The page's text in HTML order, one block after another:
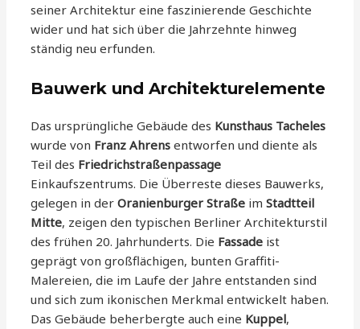
seiner Architektur eine faszinierende Geschichte
wider und hat sich über die Jahrzehnte hinweg
ständig neu erfunden.
Bauwerk und Architekturelemente
Das ursprüngliche Gebäude des Kunsthaus Tacheles
wurde von Franz Ahrens entworfen und diente als
Teil des Friedrichstraßenpassage
Einkaufszentrums. Die Überreste dieses Bauwerks,
gelegen in derOranienburger Straße imStadtteil
Mitte, zeigen den typischen Berliner Architekturstil
des frühen 20. Jahrhunderts. Die Fassade ist
geprägt von großflächigen, bunten Graffiti-
Malereien, die im Laufe der Jahre entstanden sind
und sich zum ikonischen Merkmal entwickelt haben.
Das Gebäude beherbergte auch eine Kuppel,